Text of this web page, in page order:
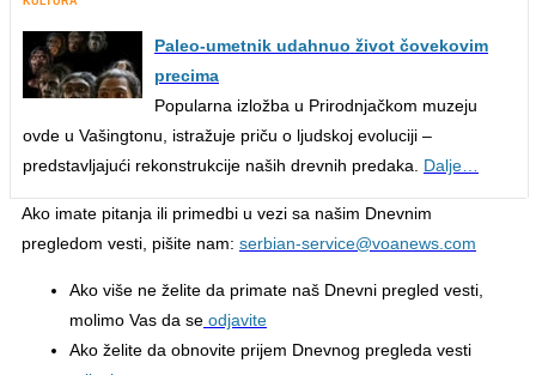
Paleo-umetnik udahnuo život čovekovim
precima
Popularna izložba u Prirodnjačkom muzeju
ovde u Vašingtonu, istražuje priču o ljudskoj evoluciji –
predstavljajući rekonstrukcije naših drevnih predaka.
Dalje…
Ako imate pitanja ili primedbi u vezi sa našim Dnevnim
pregledom vesti, pišite nam: serbian-service@voanews.com
Ako više ne želite da primate naš Dnevni pregled vesti,
molimo Vas da se odjavite
Ako želite da obnovite prijem Dnevnog pregleda vesti